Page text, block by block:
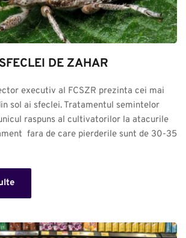
DE ZAHAR
executiv al FCSZR prezinta cei mai
sol ai sfeclei. Tratamentul semintelor
raspuns al cultivatorilor la atacurile
fara de care pierderile sunt de 30-35